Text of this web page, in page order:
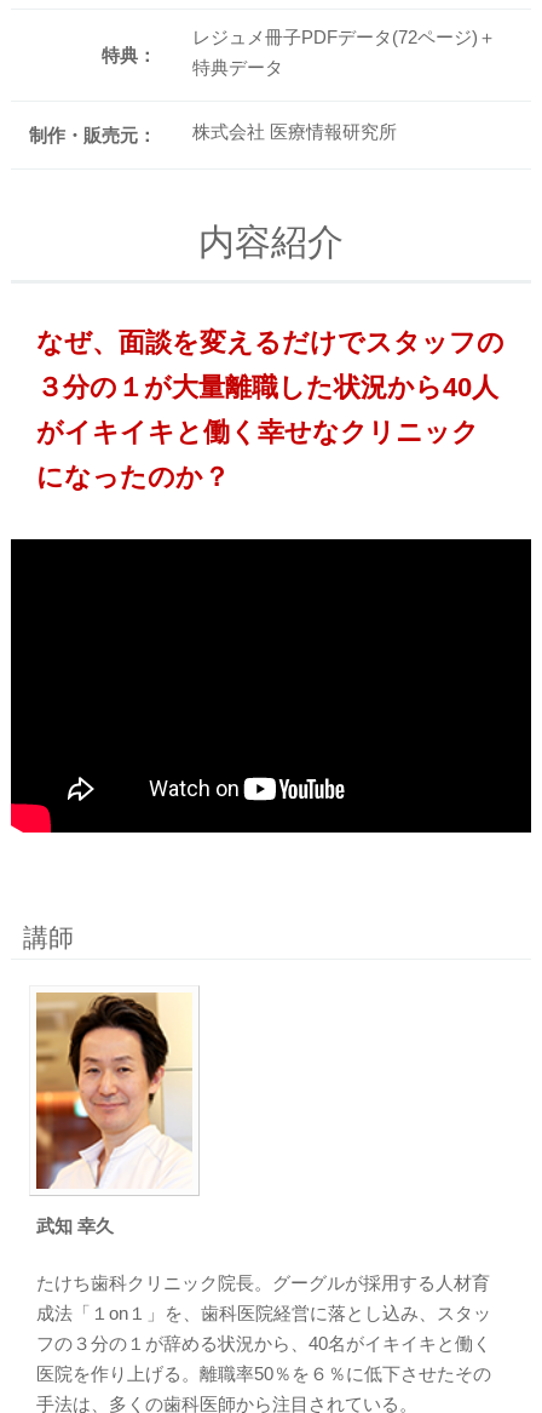
特典：
レジュメ冊子PDFデータ(72ページ)＋
特典データ
制作・販売元： 株式会社 医療情報研究所
内容紹介
なぜ、面談を変えるだけでスタッフの
３分の１が大量離職した状況から40人
がイキイキと働く幸せなクリニック
になったのか？
講師
武知 幸久
たけち歯科クリニック院長。グーグルが採用する人材育
成法「１on１」を、歯科医院経営に落とし込み、スタッ
フの３分の１が辞める状況から、40名がイキイキと働く
医院を作り上げる。離職率50％を６％に低下させたその
手法は、多くの歯科医師から注目されている。